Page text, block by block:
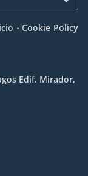
. Cookie Policy
Edif. Mirador,